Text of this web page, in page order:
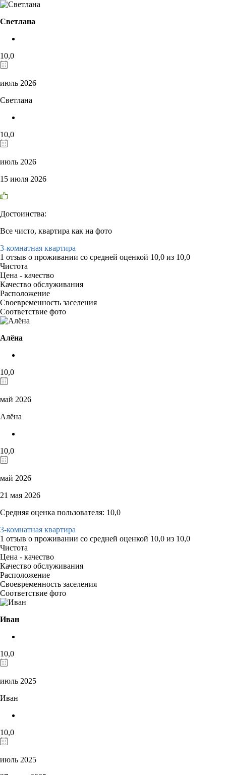
Светлана
10,0
июль 2026
Светлана
10,0
июль 2026
15 июля 2026
Достоинства:
Все чисто, квартира как на фото
3-комнатная квартира
1 отзыв о проживании со средней оценкой 10,0 из 10,0
Чистота
Цена - качество
Качество обслуживания
Расположение
Своевременность заселения
Соответствие фото
Алёна
10,0
май 2026
Алёна
10,0
май 2026
21 мая 2026
Средняя оценка пользователя: 10,0
3-комнатная квартира
1 отзыв о проживании со средней оценкой 10,0 из 10,0
Чистота
Цена - качество
Качество обслуживания
Расположение
Своевременность заселения
Соответствие фото
Иван
10,0
июль 2025
Иван
10,0
июль 2025